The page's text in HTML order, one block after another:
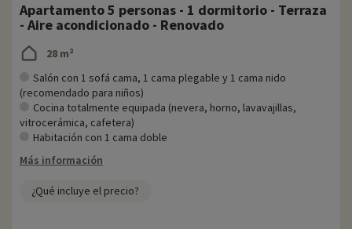
Apartamento 5 personas - 1 dormitorio - Terraza
- Aire acondicionado - Renovado
28 m²
Salón con 1 sofá cama, 1 cama plegable y 1 cama nido
(recomendado para niños)
Cocina totalmente equipada (nevera, horno, lavavajillas,
vitrocerámica, cafetera)
Habitación con 1 cama doble
Más información
¿Qué incluye el precio?